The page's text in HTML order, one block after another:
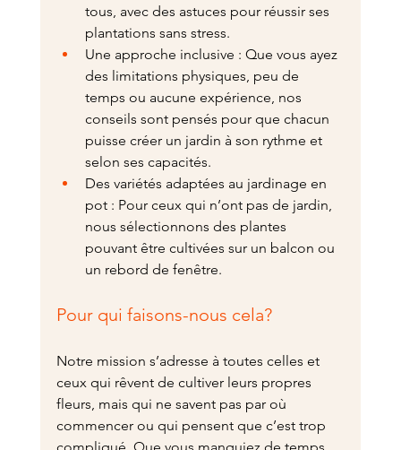
tous, avec des astuces pour réussir ses
plantations sans stress.
Une approche inclusive : Que vous ayez
des limitations physiques, peu de
temps ou aucune expérience, nos
conseils sont pensés pour que chacun
puisse créer un jardin à son rythme et
selon ses capacités.
Des variétés adaptées au jardinage en
pot : Pour ceux qui n’ont pas de jardin,
nous sélectionnons des plantes
pouvant être cultivées sur un balcon ou
un rebord de fenêtre.
Pour qui faisons-nous cela?
Notre mission s’adresse à toutes celles et
ceux qui rêvent de cultiver leurs propres
fleurs, mais qui ne savent pas par où
commencer ou qui pensent que c’est trop